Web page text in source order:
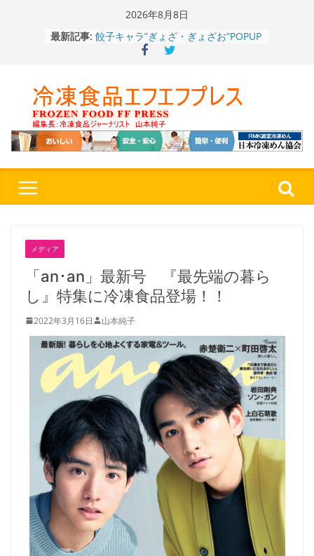
2026年8月8日
最新記事: 餃子キャラ”ぎょざ・ぎょざお”POPUP
ストアで作者にご挨拶、新作”れいと
うこ～こ～”を知る
定さわやかフレーバー「CHEESE
WONDER YELLOW」復刻発売中
今まで無かった大盛！水から簡単レン
ジ♪ふわもちめん！！「冷凍 日清の
どん兵衛 大盛 きつねうどん」
日清食品冷凍、背油の旨み・コク深い
メディア
「an･an」最新号 『最先端の暮ら
し』特集に冷凍食品登場！！
2022年3月16日 山本純子